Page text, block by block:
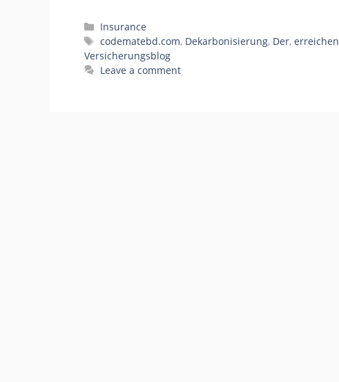
Categories
Insurance
Tags
codematebd.com, Dekarbonisierung, Der,erreichen
Versicherungsblog
Leave a comment